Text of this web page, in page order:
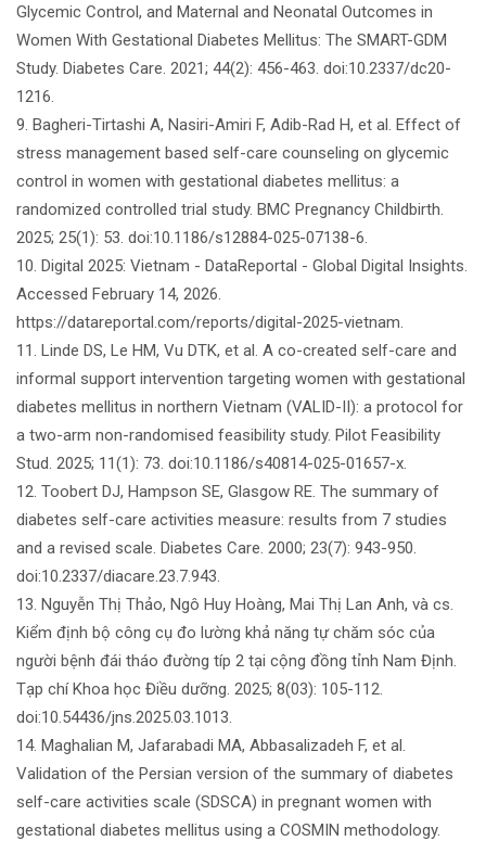
Glycemic Control, and Maternal and Neonatal Outcomes in
Women With Gestational Diabetes Mellitus: The SMART-GDM
Study. Diabetes Care. 2021; 44(2): 456-463. doi:10.2337/dc20-
1216.
9. Bagheri-Tirtashi A, Nasiri-Amiri F, Adib-Rad H, et al. Effect of
stress management based self-care counseling on glycemic
control in women with gestational diabetes mellitus: a
randomized controlled trial study. BMC Pregnancy Childbirth.
2025; 25(1): 53. doi:10.1186/s12884-025-07138-6.
10. Digital 2025: Vietnam - DataReportal - Global Digital Insights.
Accessed February 14, 2026.
https://datareportal.com/reports/digital-2025-vietnam.
11. Linde DS, Le HM, Vu DTK, et al. A co-created self-care and
informal support intervention targeting women with gestational
diabetes mellitus in northern Vietnam (VALID-II): a protocol for
a two-arm non-randomised feasibility study. Pilot Feasibility
Stud. 2025; 11(1): 73. doi:10.1186/s40814-025-01657-x.
12. Toobert DJ, Hampson SE, Glasgow RE. The summary of
diabetes self-care activities measure: results from 7 studies
and a revised scale. Diabetes Care. 2000; 23(7): 943-950.
doi:10.2337/diacare.23.7.943.
13. Nguyễn Thị Thảo, Ngô Huy Hoàng, Mai Thị Lan Anh, và cs.
Kiểm định bộ công cụ đo lường khả năng tự chăm sóc của
người bệnh đái tháo đường típ 2 tại cộng đồng tỉnh Nam Định.
Tạp chí Khoa học Điều dưỡng. 2025; 8(03): 105-112.
doi:10.54436/jns.2025.03.1013.
14. Maghalian M, Jafarabadi MA, Abbasalizadeh F, et al.
Validation of the Persian version of the summary of diabetes
self-care activities scale (SDSCA) in pregnant women with
gestational diabetes mellitus using a COSMIN methodology.